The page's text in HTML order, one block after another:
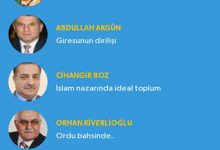
ABDULLAH AKGÜN
Giresunun dirilişi
CIHANGIR BOZ
İslam nazarında ideal toplum
ORHAN KIVERLIOĞLU
Ordu bahsinde..